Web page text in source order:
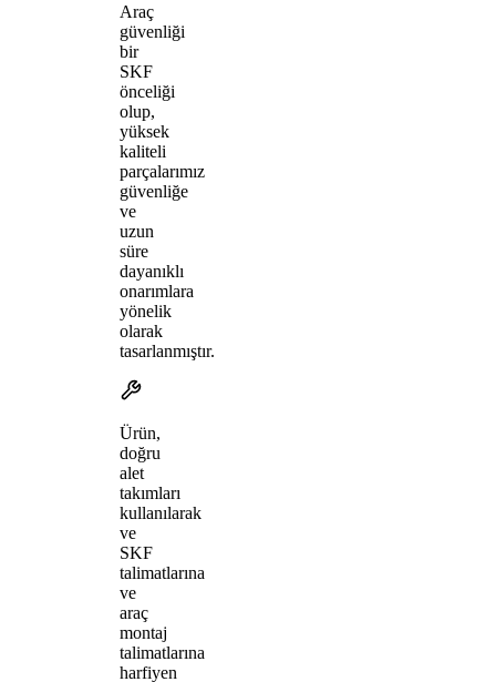
Araç
güvenliği
bir
SKF
önceliği
olup,
yüksek
kaliteli
parçalarımız
güvenliğe
ve
uzun
süre
dayanıklı
onarımlara
yönelik
olarak
tasarlanmıştır.
Ürün,
doğru
alet
takımları
kullanılarak
ve
SKF
talimatlarına
ve
araç
montaj
talimatlarına
harfiyen